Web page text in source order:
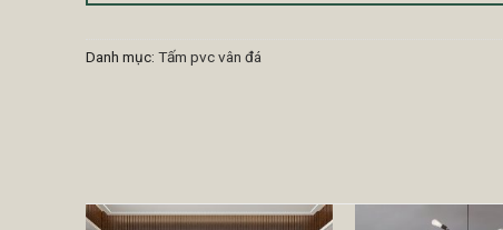
Danh mục: Tấm pvc vân đá